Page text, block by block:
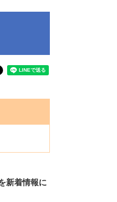
新着情報に